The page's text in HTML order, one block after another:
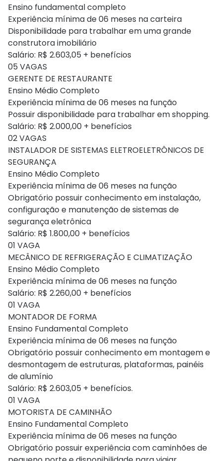
Ensino fundamental completo
Experiência mínima de 06 meses na carteira
Disponibilidade para trabalhar em uma grande
construtora imobiliário
Salário: R$ 2.603,05 + benefícios
05 VAGAS
GERENTE DE RESTAURANTE
Ensino Médio Completo
Experiência mínima de 06 meses na função
Possuir disponibilidade para trabalhar em shopping.
Salário: R$ 2.000,00 + benefícios
02 VAGAS
INSTALADOR DE SISTEMAS ELETROELETRÔNICOS DE
SEGURANÇA
Ensino Médio Completo
Experiência mínima de 06 meses na função
Obrigatório possuir conhecimento em instalação,
configuração e manutenção de sistemas de
segurança eletrônica
Salário: R$ 1.800,00 + benefícios
01 VAGA
MECÂNICO DE REFRIGERAÇÃO E CLIMATIZAÇÃO
Ensino Médio Completo
Experiência mínima de 06 meses na função
Salário: R$ 2.260,00 + benefícios
01 VAGA
MONTADOR DE FORMA
Ensino Fundamental Completo
Experiência mínima de 06 meses na função
Obrigatório possuir conhecimento em montagem e
desmontagem de estruturas, plataformas, painéis
de alumínio
Salário: R$ 2.603,05 + benefícios.
01 VAGA
MOTORISTA DE CAMINHÃO
Ensino Fundamental Completo
Experiência mínima de 06 meses na função
Obrigatório possuir experiência com caminhões de